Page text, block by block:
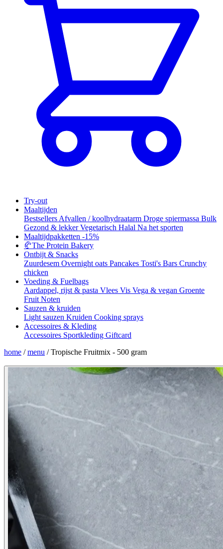
Try-out
Maaltijden
Bestsellers Afvallen / koolhydraatarm Droge spiermassa Bulk
Gezond & lekkerVegetarisch Halal Na het sporten
Maaltijdpakketten -15%
🥐The Protein Bakery
Ontbijt & Snacks
Zuurdesem Overnight oats Pancakes Tosti's Bars Crunchy
chicken
Voeding & Fuelbags
Aardappel, rijst & pasta Vlees Vis Vega & vegan Groente
Fruit Noten
Sauzen & kruiden
Light sauzen Kruiden Cooking sprays
Accessoires & Kleding
Accessoires Sportkleding Giftcard
home / menu / Tropische Fruitmix - 500 gram